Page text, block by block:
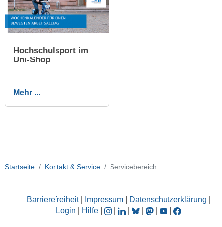
Hochschulsport im
Uni-Shop
Mehr ...
Startseite Kontakt & Service Servicebereich
Barrierefreiheit| Impressum Datenschutzerklärung
Login
Hilfe